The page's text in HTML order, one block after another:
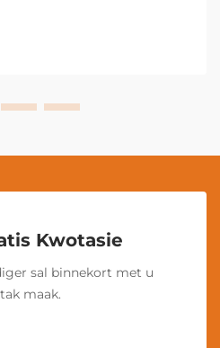
Kwotasie
sal binnekort met u
maak.